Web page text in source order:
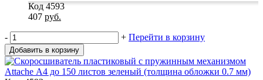
Код 4593
407 руб.
- + Перейти в корзину
Добавить в корзину